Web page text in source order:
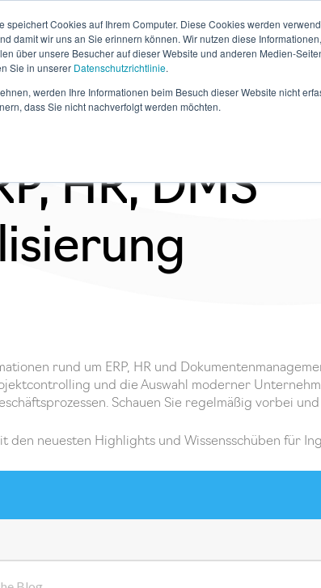
speichert Cookies auf Ihrem Computer. Diese Cookies werden
damit wir uns an Sie erinnern können. Wir nutzen diese
über unsere Besucher auf dieser Website und anderen Medien-
Sie in unserer Datenschutzrichtlinie.
werden Ihre Informationen beim Besuch dieser Website nicht
dass Sie nicht nachverfolgt werden möchten.
Business Software Live-Demos
HR, DMS
rund um ERP, HR und
und die Auswahl moderner
Schauen Sie regelmäßig vorbei
den neuesten Highlights und Wissensschüben für